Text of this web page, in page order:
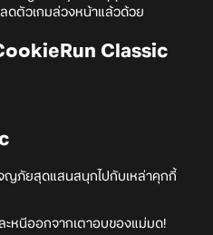
ลดตัวเกมล่วงหน้าแล้วด้วย
Classic
ญภัยสุดแสนสนุกไปกับเหล่าคุกกี้
หนีออกจากเตาอบของแม่มด!